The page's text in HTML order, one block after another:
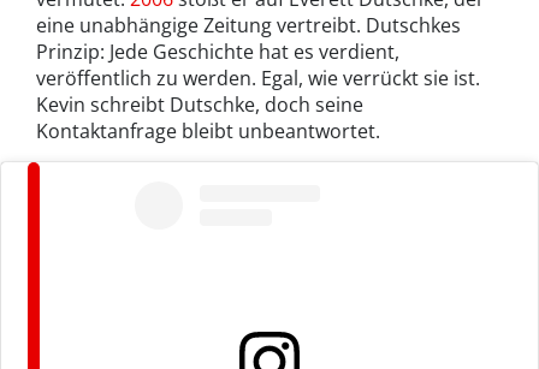
eine unabhängige Zeitung vertreibt. Dutschkes
Prinzip: Jede Geschichte hat es verdient,
veröffentlich zu werden. Egal, wie verrückt sie ist.
Kevin schreibt Dutschke, doch seine
Kontaktanfrage bleibt unbeantwortet.